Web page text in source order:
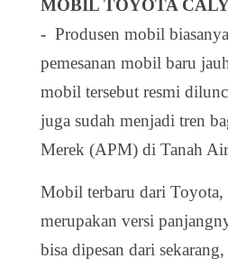
MOBIL TOYOTA
- Produsen mobil
pemesanan mobil baru
mobil tersebut resmi
juga sudah menjadi tren
Merek (APM) di Tanah
Mobil terbaru dari Toyota,
merupakan versi
bisa dipesan dari